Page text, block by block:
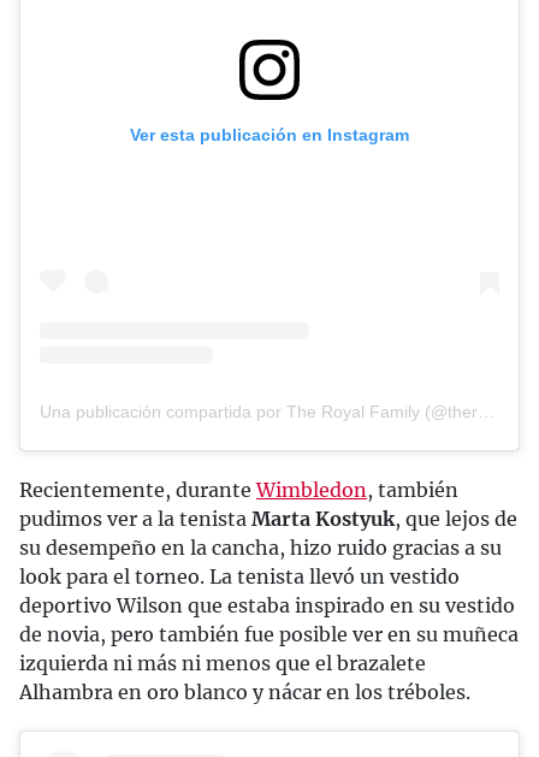
Ver esta publicación en Instagram
Una publicación compartida por The Royal Family (@theroyalfamily)
Recientemente, duranteWimbledon, también
pudimos ver a la tenista Marta Kostyuk, que lejos de
su desempeño en la cancha, hizo ruido gracias a su
look para el torneo. La tenista llevó un vestido
deportivo Wilson que estaba inspirado en su vestido
de novia, pero también fue posible ver en su muñeca
izquierda ni más ni menos que el brazalete
Alhambra en oro blanco y nácar en los tréboles.